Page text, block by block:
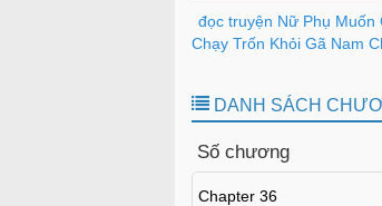
đọc truyện Nữ Phụ Muốn
Chạy Trốn Khỏi Gã Nam
DANH SÁCH
Số chương
Chapter 36